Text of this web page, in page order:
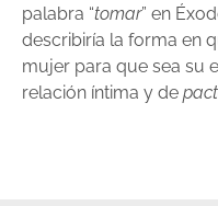
palabra “tomar” en
describiría la forma en
mujer para que sea su
relación íntima y de